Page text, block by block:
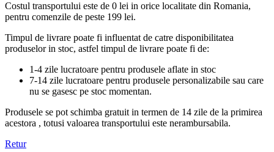
Costul transportului este de 0 lei in orice localitate din Romania,
pentru comenzile de peste 199 lei.
Timpul de livrare poate fi influentat de catre disponibilitatea
produselor in stoc, astfel timpul de livrare poate fi de:
1-4 zile lucratoare pentru produsele aflate in stoc
7-14 zile lucratoare pentru produsele personalizabile sau care
nu se gasesc pe stoc momentan.
Produsele se pot schimba gratuit in termen de 14 zile de la primirea
acestora , totusi valoarea transportului este nerambursabila.
Retur